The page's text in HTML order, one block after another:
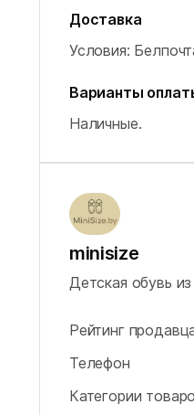
Доставка
Условия:
Варианты
Наличные.
minisize
Детская обувь
Рейтинг
Телефон
Категории